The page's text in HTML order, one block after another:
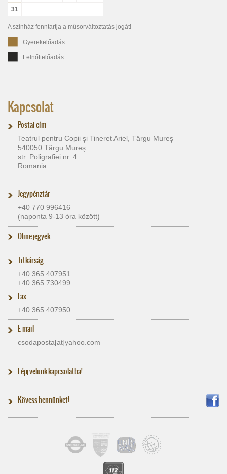
31
A színház fenntartja a műsorváltoztatás jogát!
Gyerekelőadás
Felnőttelőadás
Kapcsolat
Postai cím
Teatrul pentru Copii şi Tineret Ariel, Târgu Mureş
540050 Târgu Mureş
str. Poligrafiei nr. 4
Romania
Jegypénztár
+40 770 996416
(naponta 9-13 óra között)
Oline jegyek
Titkárság
+40 365 407951
+40 365 730499
Fax
+40 365 407950
E-mail
csodaposta[at]​yahoo.com
Lépj velünk kapcsolatba!
Kövess bennünket!